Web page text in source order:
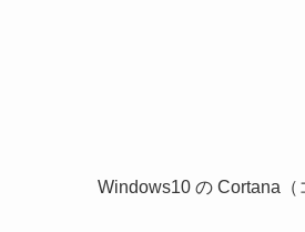
Windows10 の Cortana（